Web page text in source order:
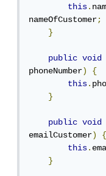
this.
nameOfCustomer;
}
public void
phoneNumber)
{
this.
}
public void
emailCustomer)
{
this.
}